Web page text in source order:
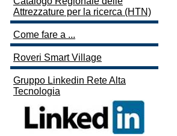
Attrezzature per la ricerca (HTN)
Come fare a ...
Roveri Smart Village
Gruppo Linkedin Rete Alta
Tecnologia